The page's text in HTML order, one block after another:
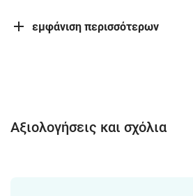
εμφάνιση περισσότερων
Αξιολογήσεις και σχόλια